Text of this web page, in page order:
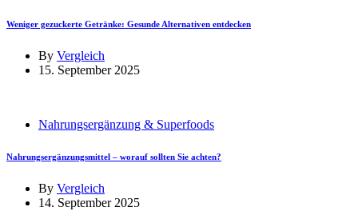
Weniger gezuckerte Getränke: Gesunde Alternativen entdecken
By Vergleich
15. September 2025
Nahrungsergänzung & Superfoods
Nahrungsergänzungsmittel – worauf sollten Sie achten?
By Vergleich
14. September 2025